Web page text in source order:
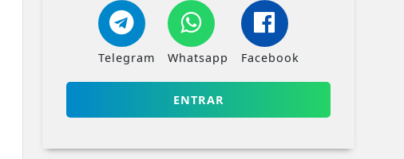
Telegram Whatsapp Facebook
ENTRAR